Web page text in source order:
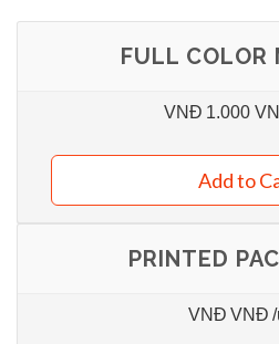
FULL COLOR
VNĐ 1.000
Add to
PRINTED
VNĐ VNĐ